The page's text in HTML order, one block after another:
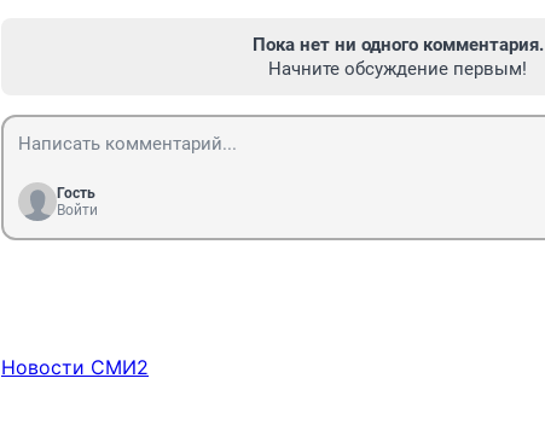
Пока нет ни одного комментария.
Начните обсуждение первым!
Гость
Войти
Новости СМИ2